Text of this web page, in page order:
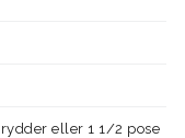
eller 1 1/2 pose